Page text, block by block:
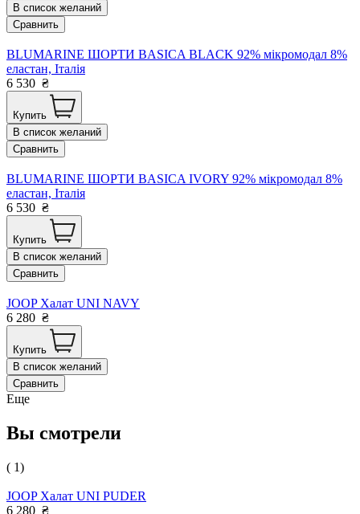
В список желаний
Сравнить
BLUMARINE ШОРТИ BASICA BLACK 92% мікромодал 8%
еластан, Італія
6 530 ₴
Купить
В список желаний
Сравнить
BLUMARINE ШОРТИ BASICA IVORY 92% мікромодал 8%
еластан, Італія
6 530 ₴
Купить
В список желаний
Сравнить
JOOP Халат UNI NAVY
6 280 ₴
Купить
В список желаний
Сравнить
Еще
Вы смотрели
( 1)
JOOP Халат UNI PUDER
6 280 ₴